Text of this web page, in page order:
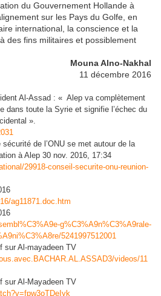
du Gouvernement Hollande à
sur les Pays du Golfe, en
international, la conscience et la
des fins militaires et possiblement
Mouna Alno-Nakhal
11 décembre 2016
Al-Assad : « Alep va complètement
dans toute la Syrie et signifie l’échec du
».
de l’ONU se met autour de la
à Alep 30 nov. 2016, 17:34
29918-conseil-securite-onu-reunion-
ag11871.doc.htm
g%C3%A9n%C3%A9rale-
5241997512001
sur Al-mayadeen TV
videos/11
sur Al-Mayadeen TV